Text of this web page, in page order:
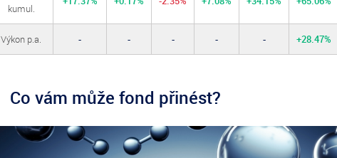
kumul.
Výkon p.a. - - - - - +28.47%
Co vám může fond přinést?